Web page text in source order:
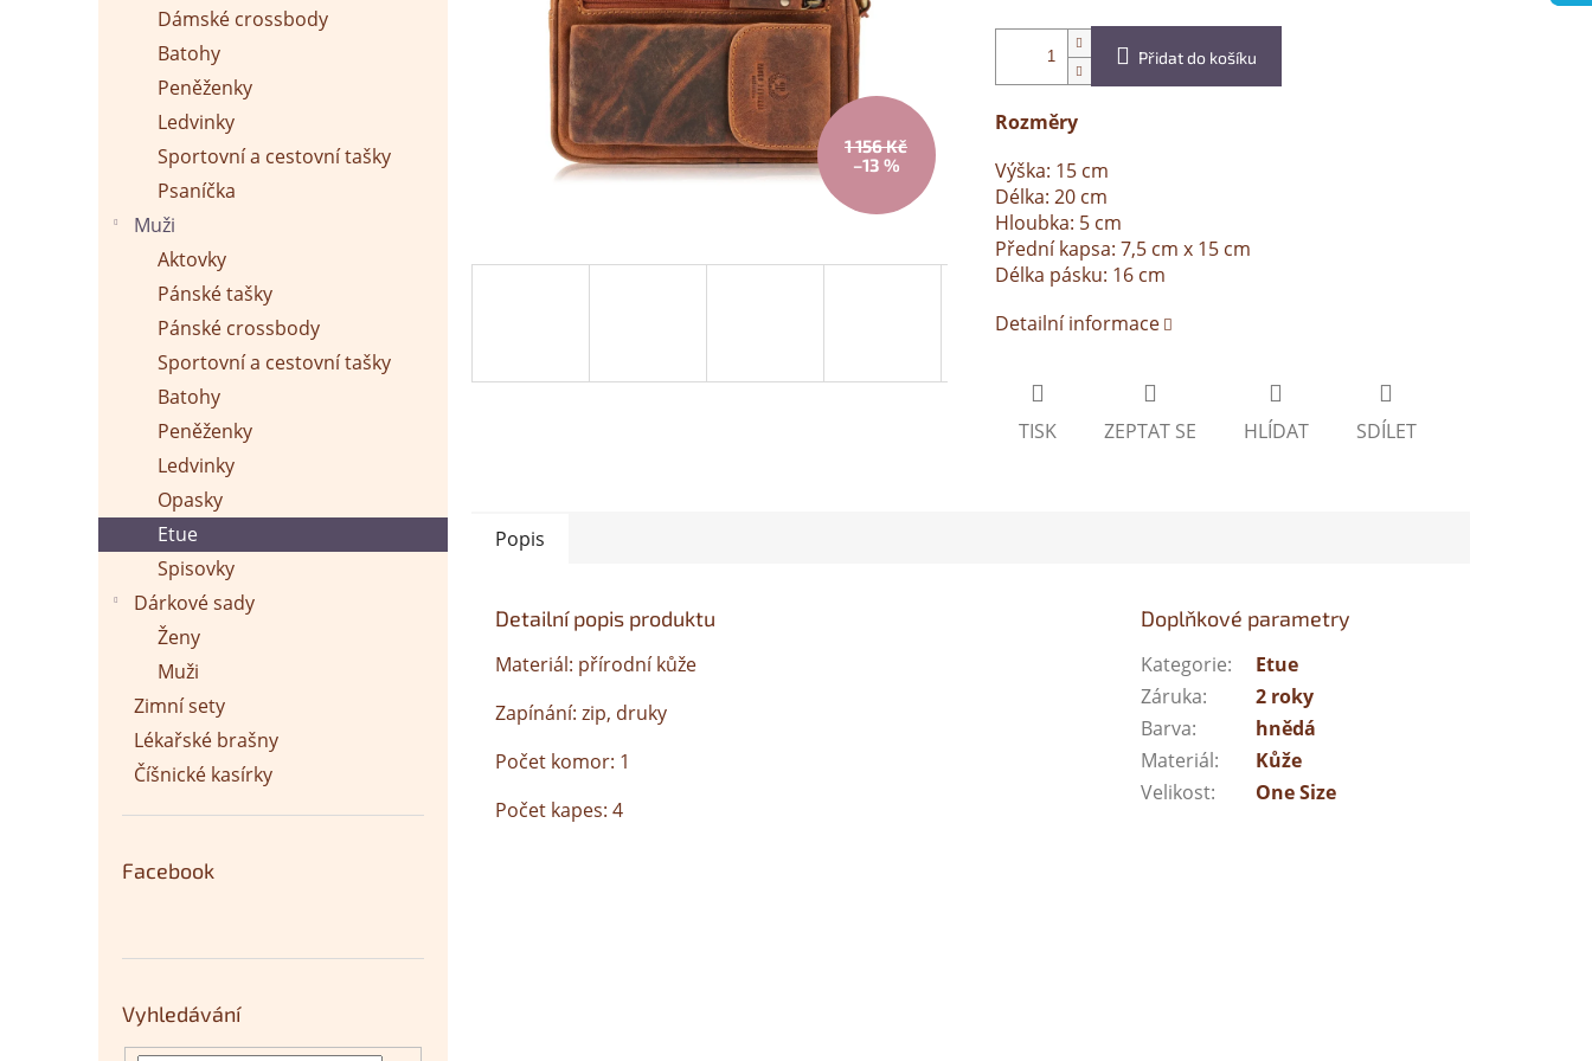
Dámské crossbody
Batohy
Peněženky
Ledvinky
Sportovní a cestovní tašky
Psaníčka
Muži
Aktovky
Pánské tašky
Pánské crossbody
Sportovní a cestovní tašky
Batohy
Peněženky
Ledvinky
Opasky
Etue
Spisovky
Dárkové sady
Ženy
Muži
Zimní sety
Lékařské brašny
Číšnické kasírky
Facebook
Vyhledávání
1 156 Kč
–13 %
Přidat do košíku
Rozměry
Výška: 15 cm
Délka: 20 cm
Hloubka: 5 cm
Přední kapsa: 7,5 cm x 15 cm
Délka pásku: 16 cm
Detailní informace
TISK ZEPTAT SE HLÍDAT SDÍLET
Popis
Detailní popis produktu
Materiál: přírodní kůže
Zapínání: zip, druky
Počet komor: 1
Počet kapes: 4
Doplňkové parametry
Kategorie:
Etue
Záruka:
2 roky
Barva:
hnědá
Materiál:
Kůže
Velikost: One Size